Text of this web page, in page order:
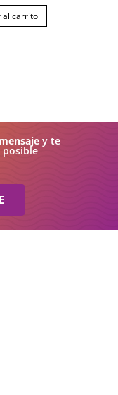
al carrito
y te
posible